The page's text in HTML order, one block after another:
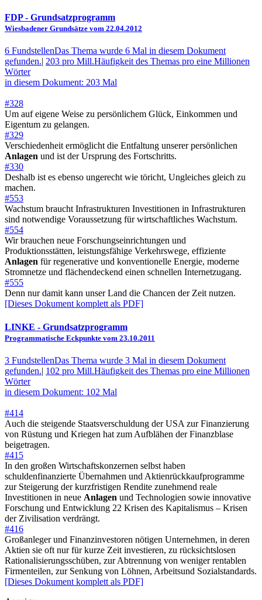
FDP- Grundsatzprogramm
Wiesbadener Grundsätze vom 22.04.2012
6 FundstellenDas Thema wurde 6 Mal in diesem Dokument
gefunden.| 203 pro Mill.Häufigkeit des Themas pro eine Millionen
Wörter
in diesem Dokument: 203 Mal
#328
Um auf eigene Weise zu persönlichem Glück, Einkommen und
Eigentum zu gelangen.
#329
Verschiedenheit ermöglicht die Entfaltung unserer persönlichen
Anlagen und ist der Ursprung des Fortschritts.
#330
Deshalb ist es ebenso ungerecht wie töricht, Ungleiches gleich zu
machen.
#553
Wachstum braucht Infrastrukturen Investitionen in Infrastrukturen
sind notwendige Voraussetzung für wirtschaftliches Wachstum.
#554
Wir brauchen neue Forschungseinrichtungen und
Produktionsstätten, leistungsfähige Verkehrswege, effiziente
Anlagen für regenerative und konventionelle Energie, moderne
Stromnetze und flächendeckend einen schnellen Internetzugang.
#555
Denn nur damit kann unser Land die Chancen der Zeit nutzen.
[Dieses Dokument komplett als PDF]
LINKE - Grundsatzprogramm
Programmatische Eckpunkte vom 23.10.2011
3 FundstellenDas Thema wurde 3 Mal in diesem Dokument
gefunden.| 102 pro Mill.Häufigkeit des Themas pro eine Millionen
Wörter
in diesem Dokument: 102 Mal
#414
Auch die steigende Staatsverschuldung der USA zur Finanzierung
von Rüstung und Kriegen hat zum Aufblähen der Finanzblase
beigetragen.
#415
In den großen Wirtschaftskonzernen selbst haben
schuldenfinanzierte Übernahmen und Aktienrückkaufprogramme
zur Steigerung der kurzfristigen Rendite zunehmend reale
Investitionen in neue Anlagen und Technologien sowie innovative
Forschung und Entwicklung 22 Krisen des Kapitalismus – Krisen
der Zivilisation verdrängt.
#416
Großanleger und Finanzinvestoren nötigen Unternehmen, in deren
Aktien sie oft nur für kurze Zeit investieren, zu rücksichtslosen
Rationalisierungsschüben, zur Abtrennung von weniger rentablen
Firmenteilen, zur Senkung von Löhnen, Arbeitsund Sozialstandards.
[Dieses Dokument komplett als PDF]